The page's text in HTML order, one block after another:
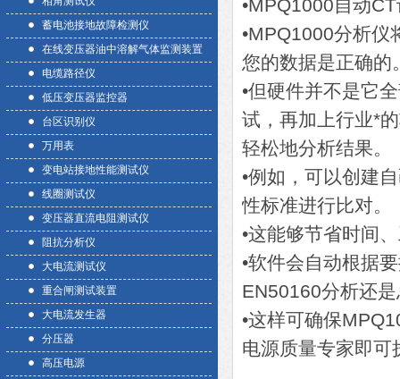
蓄电池接地故障检测仪
在线变压器油中溶解气体监测装置
电缆路径仪
低压变压器监控器
台区识别仪
万用表
变电站接地性能测试仪
线圈测试仪
变压器直流电阻测试仪
阻抗分析仪
大电流测试仪
重合闸测试装置
大电流发生器
分压器
高压电源
•MPQ1000自动
•MPQ1000分析
您的数据是正确的
•但硬件并不是它
试，再加上行业*
轻松地分析结果。
•例如，可以创建
性标准进行比对。
•这能够节省时间
•软件会自动根据
EN50160分析还
•这样可确保
电源质量专家即可